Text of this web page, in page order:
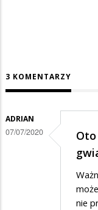
3 KOMENTARZY
ADRIAN
07/07/2020
nie